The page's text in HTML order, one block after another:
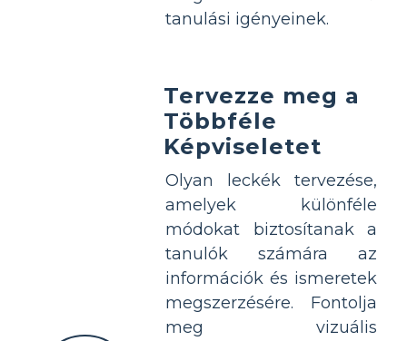
tanulási igényeinek.
Tervezze meg a
Többféle
Képviseletet
Olyan leckék tervezése,
amelyek különféle
módokat biztosítanak a
tanulók számára az
információk és ismeretek
megszerzésére. Fontolja
meg vizuális